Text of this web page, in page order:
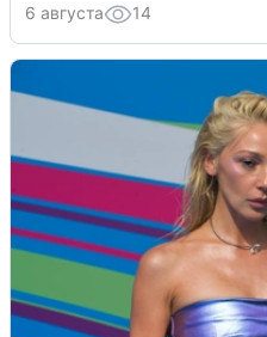
6 августа 14